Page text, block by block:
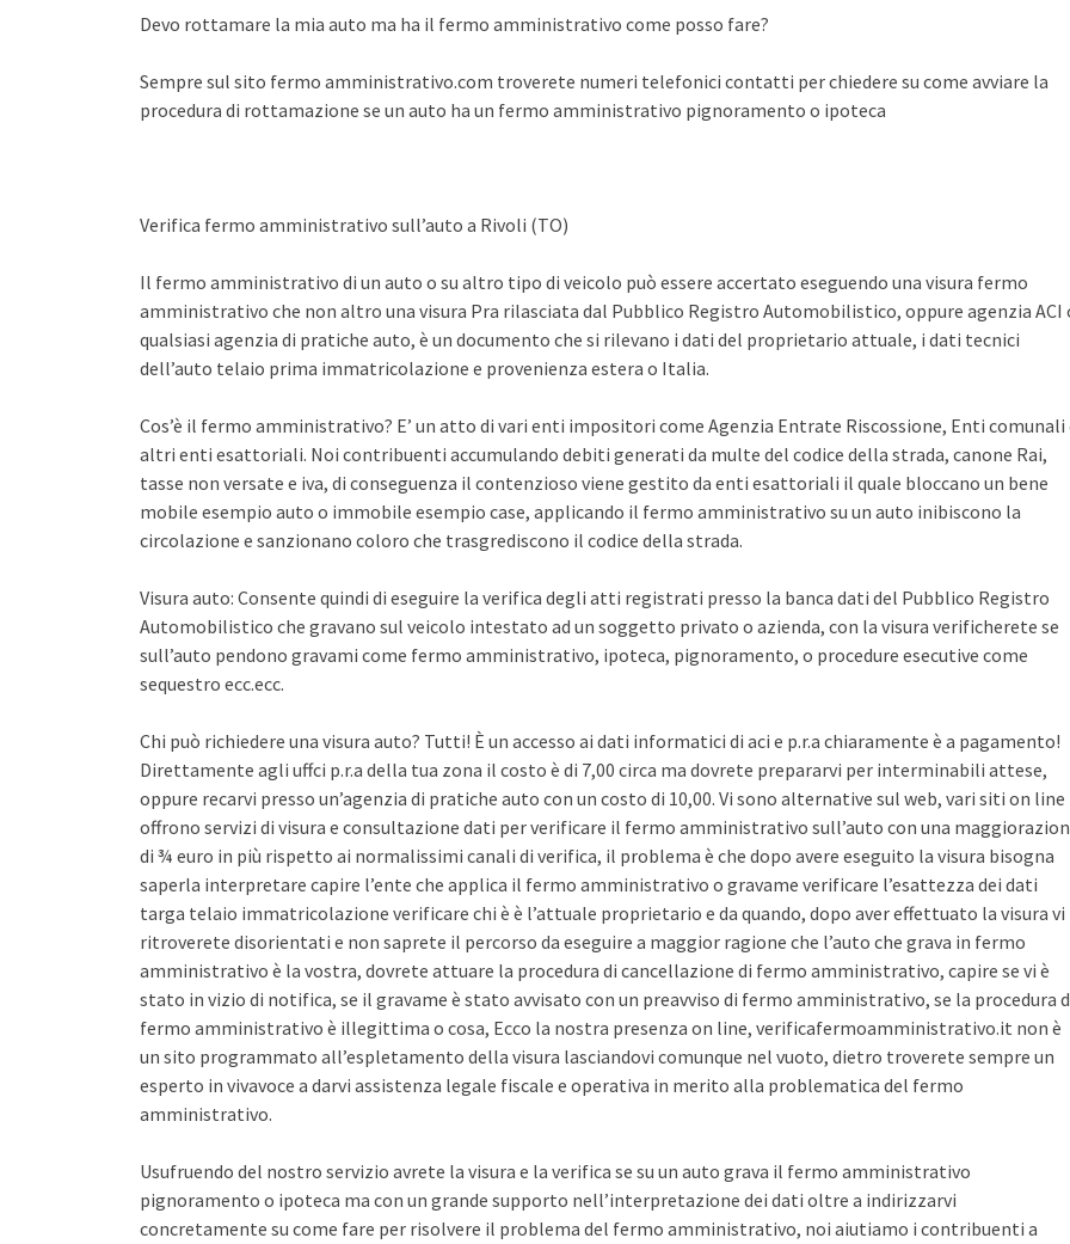
Devo rottamare la mia auto ma ha il fermo amministrativo come posso fare?
Sempre sul sito fermo amministrativo.com troverete numeri telefonici contatti per chiedere su come avviare la
procedura di rottamazione se un auto ha un fermo amministrativo pignoramento o ipoteca
Verifica fermo amministrativo sull’auto a Rivoli (TO)
Il fermo amministrativo di un auto o su altro tipo di veicolo può essere accertato eseguendo una visura fermo
amministrativo che non altro una visura Pra rilasciata dal Pubblico Registro Automobilistico, oppure agenzia ACI
qualsiasi agenzia di pratiche auto, è un documento che si rilevano i dati del proprietario attuale, i dati tecnici
dell’auto telaio prima immatricolazione e provenienza estera o Italia.
Cos’è il fermo amministrativo? E’ un atto di vari enti impositori come Agenzia Entrate Riscossione, Enti comunali
altri enti esattoriali. Noi contribuenti accumulando debiti generati da multe del codice della strada, canone Rai,
tasse non versate e iva, di conseguenza il contenzioso viene gestito da enti esattoriali il quale bloccano un bene
mobile esempio auto o immobile esempio case, applicando il fermo amministrativo su un auto inibiscono la
circolazione e sanzionano coloro che trasgrediscono il codice della strada.
Visura auto: Consente quindi di eseguire la verifica degli atti registrati presso la banca dati del Pubblico Registro
Automobilistico che gravano sul veicolo intestato ad un soggetto privato o azienda, con la visura verificherete se
sull’auto pendono gravami come fermo amministrativo, ipoteca, pignoramento, o procedure esecutive come
sequestro ecc.ecc.
Chi può richiedere una visura auto? Tutti! È un accesso ai dati informatici di aci e p.r.a chiaramente è a pagamento!
Direttamente agli uffci p.r.a della tua zona il costo è di 7,00 circa ma dovrete prepararvi per interminabili attese,
oppure recarvi presso un’agenzia di pratiche auto con un costo di 10,00. Vi sono alternative sul web, vari siti on line
offrono servizi di visura e consultazione dati per verificare il fermo amministrativo sull’auto con una
di ¾ euro in più rispetto ai normalissimi canali di verifica, il problema è che dopo avere eseguito la visura bisogna
saperla interpretare capire l’ente che applica il fermo amministrativo o gravame verificare l’esattezza dei dati
targa telaio immatricolazione verificare chi è è l’attuale proprietario e da quando, dopo aver effettuato la visura vi
ritroverete disorientati e non saprete il percorso da eseguire a maggior ragione che l’auto che grava in fermo
amministrativo è la vostra, dovrete attuare la procedura di cancellazione di fermo amministrativo, capire se vi è
stato in vizio di notifica, se il gravame è stato avvisato con un preavviso di fermo amministrativo, se la procedura
fermo amministrativo è illegittima o cosa, Ecco la nostra presenza on line, verificafermoamministrativo.it non è
un sito programmato all’espletamento della visura lasciandovi comunque nel vuoto, dietro troverete sempre un
esperto in vivavoce a darvi assistenza legale fiscale e operativa in merito alla problematica del fermo
amministrativo.
Usufruendo del nostro servizio avrete la visura e la verifica se su un auto grava il fermo amministrativo
pignoramento o ipoteca ma con un grande supporto nell’interpretazione dei dati oltre a indirizzarvi
concretamente su come fare per risolvere il problema del fermo amministrativo, noi aiutiamo i contribuenti a